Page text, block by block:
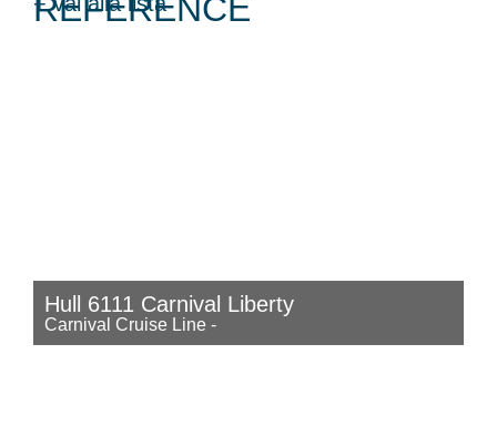
REFERENCE
Hull 6111 Carnival Liberty
Carnival Cruise Line -